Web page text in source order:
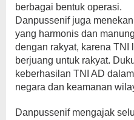
berbagai bentuk operasi.
Danpussenif juga
yang harmonis dan
dengan rakyat, karena TNI
berjuang untuk rakyat.
keberhasilan TNI AD
negara dan keamanan
Danpussenif mengajak